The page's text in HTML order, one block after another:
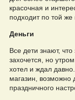
красочная и
подходит по той же
Деньги
Все дети знают,
захочется, но
хотел и ждал
магазин, возможно
праздничного